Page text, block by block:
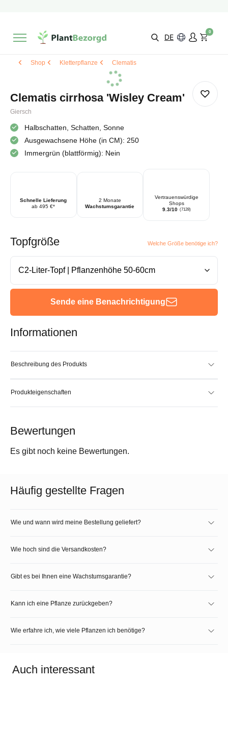
Wähle selbst
DE
0
Shop Kletterpflanze Clematis
Clematis cirrhosa 'Wisley Cream'
Giersch
Halbschatten, Schatten, Sonne
Ausgewachsene Höhe (in CM): 250
Immergrün (blattförmig): Nein
Schnelle Lieferung
ab 495 €*
2 Monate
Wachstumsgarantie
Vertrauenswürdige
Shops
9.3/10 (7128)
Topfgröße Welche Größe benötige ich?
Sende eine Benachrichtigung
Informationen
Beschreibung des Produkts
Produkteigenschaften
Bewertungen
Es gibt noch keine Bewertungen.
Häufig gestellte Fragen
Wie und wann wird meine Bestellung geliefert?
Wie hoch sind die Versandkosten?
Gibt es bei Ihnen eine Wachstumsgarantie?
Kann ich eine Pflanze zurückgeben?
Wie erfahre ich, wie viele Pflanzen ich benötige?
Auch interessant